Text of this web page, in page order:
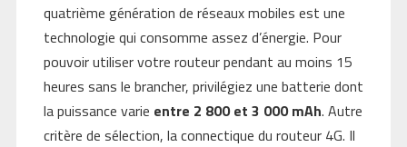
quatrième génération de réseaux mobiles est une
technologie qui consomme assez d’énergie. Pour
pouvoir utiliser votre routeur pendant au moins 15
heures sans le brancher, privilégiez une batterie dont
la puissance varie entre 2 800 et 3 000 mAh. Autre
critère de sélection, la connectique du routeur 4G. Il